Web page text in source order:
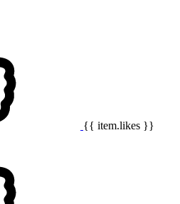
{{ item.likes }}